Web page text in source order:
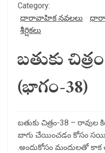
Category:
ధారావాహిక నవలలు
శీర్షికలు
బతుకు
(భాగం-38)
బతుకు చిత్రం-38 – రావుల
బాగు చేయించడం కోసం
.అందుకోసం మందులతో కాక